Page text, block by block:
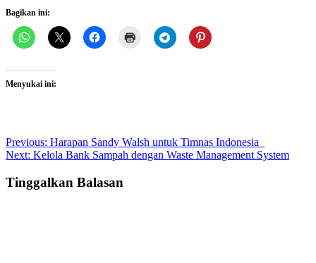
Bagikan ini:
Menyukai ini:
Post
navigation
Previous: Harapan Sandy Walsh untuk Timnas Indonesia
Next: Kelola Bank Sampah dengan Waste Management System
Tinggalkan Balasan